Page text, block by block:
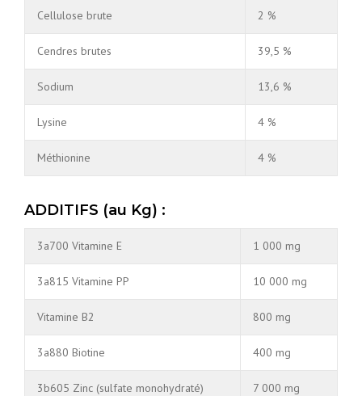
Cellulose brute 2 %
Cendres brutes 39,5 %
Sodium 13,6 %
Lysine 4 %
Méthionine 4 %
ADDITIFS (au Kg) :
3a700 Vitamine E 1 000 mg
3a815 Vitamine PP 10 000 mg
Vitamine B2 800 mg
3a880 Biotine 400 mg
3b605 Zinc (sulfate monohydraté) 7 000 mg